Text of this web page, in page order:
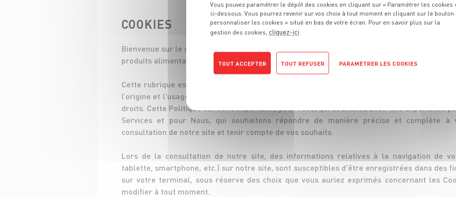
COOKIES
Bienvenue sur le site www.grandfrais.com, édité par GRAND FRAIS GESTION SAS. Nous
produits alimentaires en points de ventes physiques.
Cette rubrique est consacrée à notre Politique de Protection de la Vie Privée. Elle vous
l’origine et l'usage des informations de navigation traitées à l'occasion de votre
droits. Cette Politique est donc importante pour vous, qui souhaitez avoir une expérience
Services et pour Nous, qui souhaitons répondre de manière précise et complète à
consultation de notre site et tenir compte de vos souhaits.
Lors de la consultation de notre site, des informations relatives à la navigation de
tablette, smartphone, etc.) sur notre site, sont susceptibles d'être enregistrées dans des
sur votre terminal, sous réserve des choix que vous auriez exprimés concernant les
modifier à tout moment.
Vous pouvez paramétrer le dépôt des cookies en cliquant sur « Paramétrer les cookies
ci-dessous. Vous pourrez revenir sur vos choix à tout moment en cliquant sur le bouton
personnaliser les cookies » situé en bas de votre écran. Pour en savoir plus sur la
gestion des cookies, cliquez-ici
TOUT ACCEPTER TOUT REFUSER PARAMÉTRER LES COOKIES